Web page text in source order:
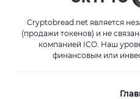
Cryptobread.net является
(продажи токенов) и не
компанией ICO. Наш
финансовым или